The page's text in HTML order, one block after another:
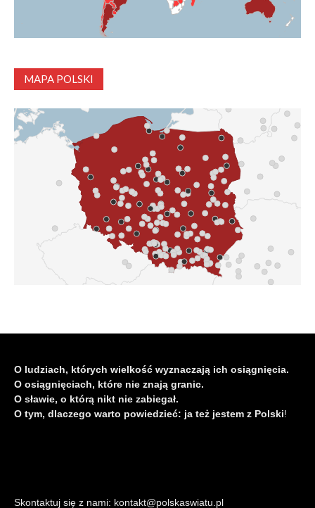
MAPA POLSKI
O ludziach, których wielkość wyznaczają ich osiągnięcia.
O osiągnięciach, które nie znają granic.
O sławie, o którą nikt nie zabiegał.
O tym, dlaczego warto powiedzieć: ja też jestem z Polski!
Skontaktuj się z nami: kontakt@polskaswiatu.pl